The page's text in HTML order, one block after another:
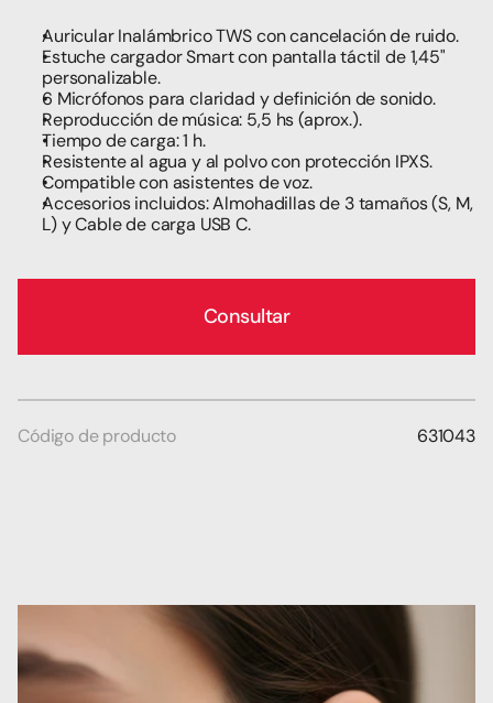
Auricular Inalámbrico TWS con cancelación de ruido.
Estuche cargador Smart con pantalla táctil de 1,45"
personalizable.
6 Micrófonos para claridad y definición de sonido.
Reproducción de música: 5,5 hs (aprox.).
Tiempo de carga: 1 h.
Resistente al agua y al polvo con protección IPXS.
Compatible con asistentes de voz.
Accesorios incluidos: Almohadillas de 3 tamaños (S, M,
L) y Cable de carga USB C.
Consultar
Código de producto 631043